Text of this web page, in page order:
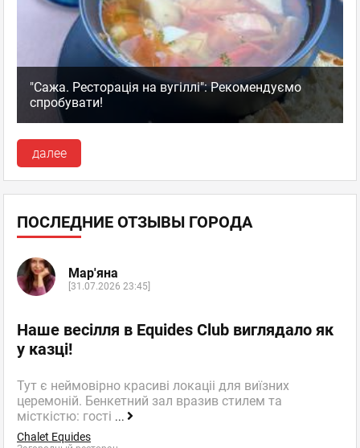
"Сажа. Ресторація на вугіллі": Рекомендуємо
спробувати!
далее
ПОСЛЕДНИЕ ОТЗЫВЫ ГОРОДА
Мар'яна
[31.07.2026 23:45]
Наше весілля в Equides Club виглядало як
у казці!
Тут є неймовірно красиві локаціі для виїзних
церемоній. Бенкетний зал вразив стилем та
місткістю: гості ...
Chalet Equides